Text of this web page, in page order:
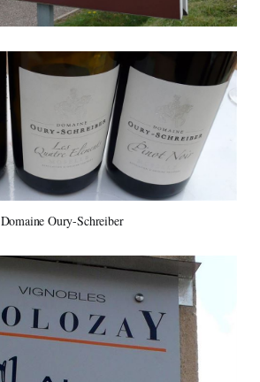
Domaine Oury-Schreiber